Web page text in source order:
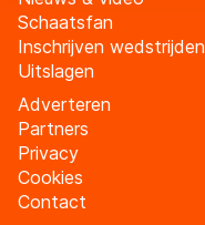
Schaatsfan
Inschrijven wedstrijden
Uitslagen
Adverteren
Partners
Privacy
Cookies
Contact